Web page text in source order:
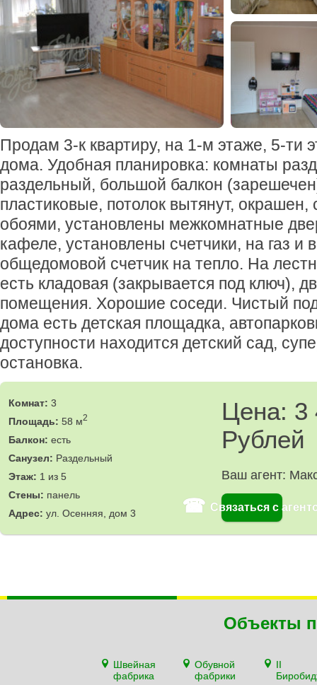
Продам 3-к квартиру, на 1-м этаже, 5-ти
дома. Удобная планировка: комнаты
раздельный, большой балкон
пластиковые, потолок вытянут,
обоями, установлены межкомнатные
кафеле, установлены счетчики, на газ и
общедомовой счетчик на тепло. На
есть кладовая (закрывается под ключ),
помещения. Хорошие соседи. Чистый
дома есть детская площадка,
доступности находится детский сад,
остановка.
Комнат: 3
Площадь: 58 м2
Балкон: есть
Санузел: Раздельный
Этаж: 1 из 5
Стены: панель
Адрес: ул. Осенняя, дом 3
Цена: 3
Рублей
Ваш агент:
☎ Связаться с
Объекты
Швейная
фабрика
Обувной
фабрики
II